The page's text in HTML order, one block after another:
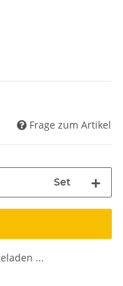
Frage zum Artikel
Set
...